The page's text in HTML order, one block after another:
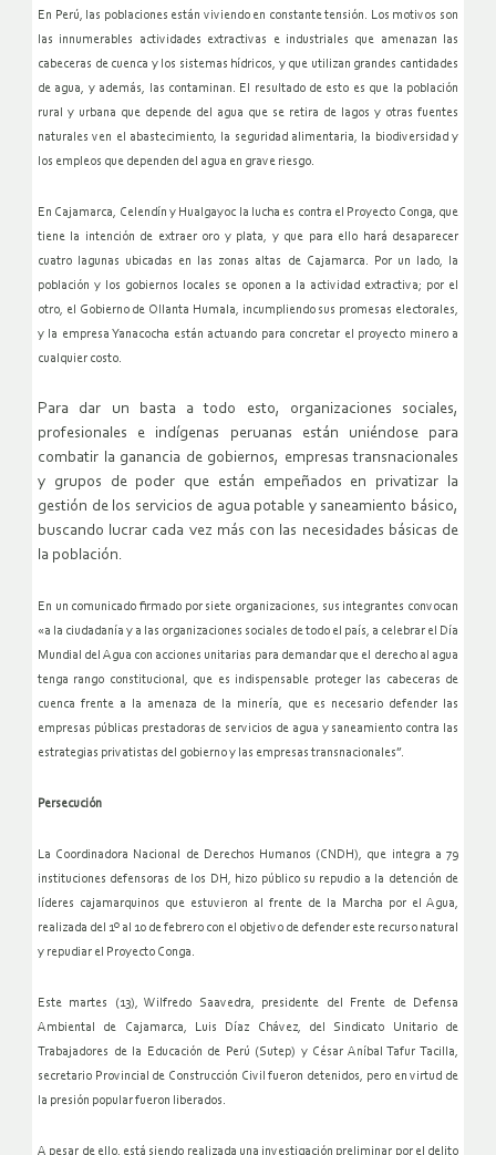
En Perú, las poblaciones están viviendo en constante tensión. Los motivos son
las innumerables actividades extractivas e industriales que amenazan las
cabeceras de cuenca y los sistemas hídricos, y que utilizan grandes cantidades
de agua, y además, las contaminan. El resultado de esto es que la población
rural y urbana que depende del agua que se retira de lagos y otras fuentes
naturales ven el abastecimiento, la seguridad alimentaria, la biodiversidad y
los empleos que dependen del agua en grave riesgo.
En Cajamarca, Celendín y Hualgayoc la lucha es contra el Proyecto Conga, que
tiene la intención de extraer oro y plata, y que para ello hará desaparecer
cuatro lagunas ubicadas en las zonas altas de Cajamarca. Por un lado, la
población y los gobiernos locales se oponen a la actividad extractiva; por el
otro, el Gobierno de Ollanta Humala, incumpliendo sus promesas electorales,
y la empresa Yanacocha están actuando para concretar el proyecto minero a
cualquier costo.
Para dar un basta a todo esto, organizaciones sociales,
profesionales e indígenas peruanas están uniéndose para
combatir la ganancia de gobiernos, empresas transnacionales
y grupos de poder que están empeñados en privatizar la
gestión de los servicios de agua potable y saneamiento básico,
buscando lucrar cada vez más con las necesidades básicas de
la población.
En un comunicado firmado por siete organizaciones, sus integrantes convocan
«a la ciudadanía y a las organizaciones sociales de todo el país, a celebrar el Día
Mundial del Agua con acciones unitarias para demandar que el derecho al agua
tenga rango constitucional, que es indispensable proteger las cabeceras de
cuenca frente a la amenaza de la minería, que es necesario defender las
empresas públicas prestadoras de servicios de agua y saneamiento contra las
estrategias privatistas del gobierno y las empresas transnacionales”.
Persecución
La Coordinadora Nacional de Derechos Humanos (CNDH), que integra a 79
instituciones defensoras de los DH, hizo público su repudio a la detención de
líderes cajamarquinos que estuvieron al frente de la Marcha por el Agua,
realizada del 1º al 10 de febrero con el objetivo de defender este recurso natural
y repudiar el Proyecto Conga.
Este martes (13), Wilfredo Saavedra, presidente del Frente de Defensa
Ambiental de Cajamarca, Luis Díaz Chávez, del Sindicato Unitario de
Trabajadores de la Educación de Perú (Sutep) y César Aníbal Tafur Tacilla,
secretario Provincial de Construcción Civil fueron detenidos, pero en virtud de
la presión popular fueron liberados.
A pesar de ello, está siendo realizada una investigación preliminar por el delito